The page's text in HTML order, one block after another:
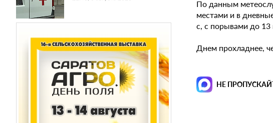
По данным
местами и в
с, с порывами до 13
Днем прохладнее,
НЕ